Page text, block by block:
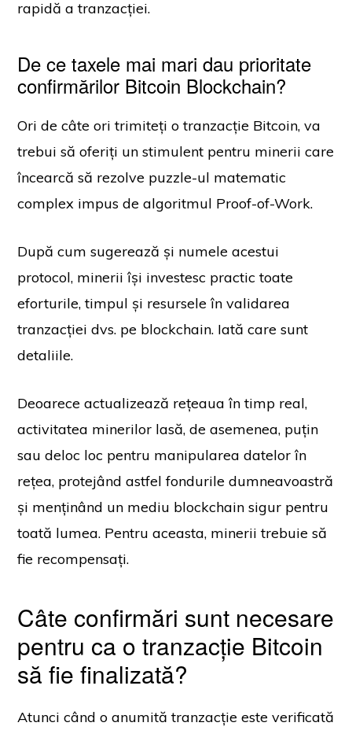
rapidă a tranzacției.
De ce taxele mai mari dau prioritate
confirmărilor Bitcoin Blockchain?
Ori de câte ori trimiteți o tranzacție Bitcoin, va
trebui să oferiți un stimulent pentru minerii care
încearcă să rezolve puzzle-ul matematic
complex impus de algoritmul Proof-of-Work.
După cum sugerează și numele acestui
protocol, minerii își investesc practic toate
eforturile, timpul și resursele în validarea
tranzacției dvs. pe blockchain. Iată care sunt
detaliile.
Deoarece actualizează rețeaua în timp real,
activitatea minerilor lasă, de asemenea, puțin
sau deloc loc pentru manipularea datelor în
rețea, protejând astfel fondurile dumneavoastră
și menținând un mediu blockchain sigur pentru
toată lumea. Pentru aceasta, minerii trebuie să
fie recompensați.
Câte confirmări sunt necesare
pentru ca o tranzacție Bitcoin
să fie finalizată?
Atunci când o anumită tranzacție este verificată